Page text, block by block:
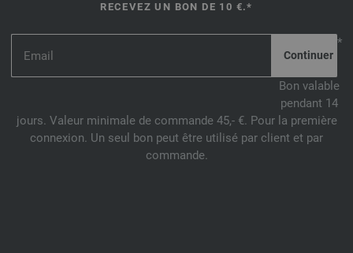
RECEVEZ UN BON DE 10 €.*
*
Bon valable
pendant 14
jours. Valeur minimale de commande 45,- €. Pour la première
connexion. Un seul bon peut être utilisé par client et par
commande.